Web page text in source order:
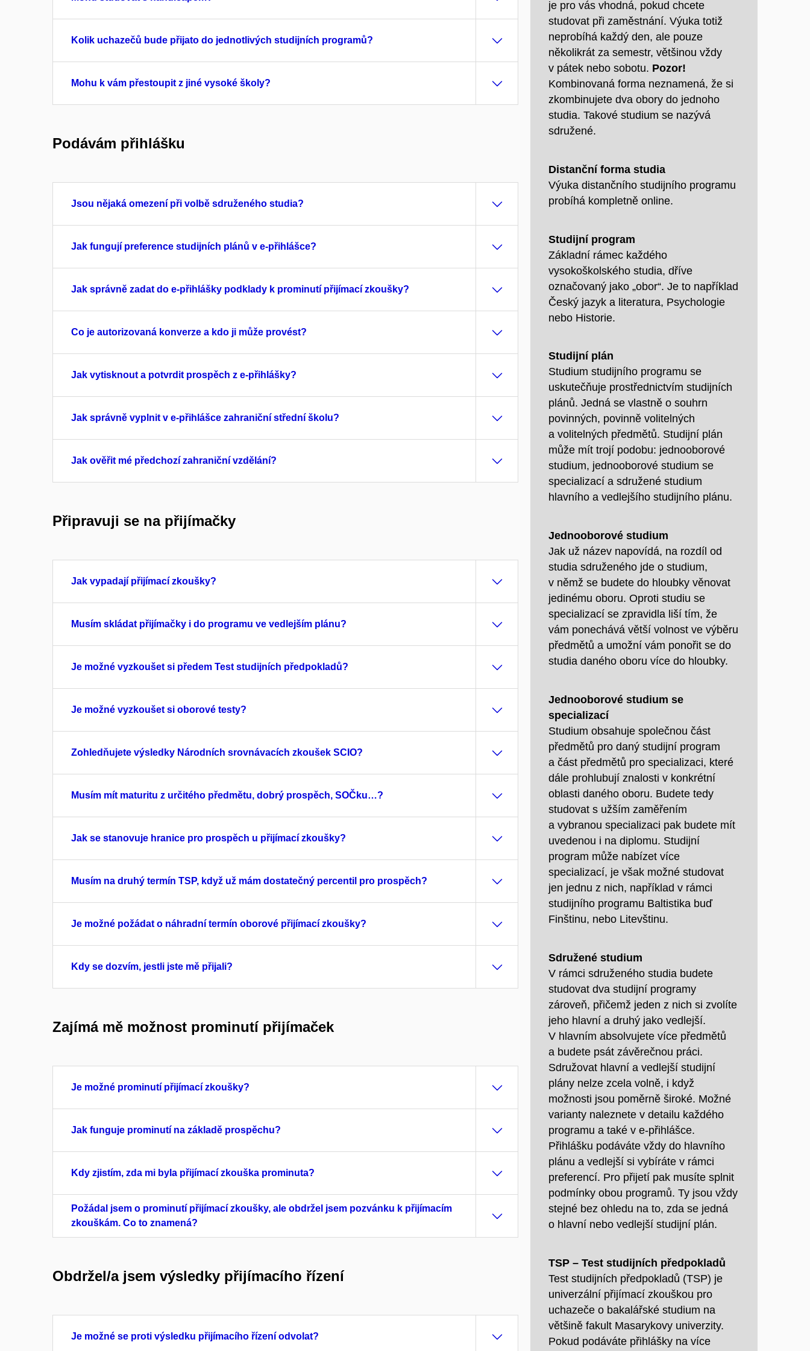
Kolik uchazečů bude přijato do jednotlivých studijních programů?
Mohu k vám přestoupit z jiné vysoké školy?
Podávám přihlášku
Jsou nějaká omezení při volbě sdruženého studia?
Jak fungují preference studijních plánů v e-přihlášce?
Jak správně zadat do e-přihlášky podklady k prominutí přijímací zkoušky?
Co je autorizovaná konverze a kdo ji může provést?
Jak vytisknout a potvrdit prospěch z e-přihlášky?
Jak správně vyplnit v e-přihlášce zahraniční střední školu?
Jak ověřit mé předchozí zahraniční vzdělání?
Připravuji se na přijímačky
Jak vypadají přijímací zkoušky?
Musím skládat přijímačky i do programu ve vedlejším plánu?
Je možné vyzkoušet si předem Test studijních předpokladů?
Je možné vyzkoušet si oborové testy?
Zohledňujete výsledky Národních srovnávacích zkoušek SCIO?
Musím mít maturitu z určitého předmětu, dobrý prospěch, SOČku…?
Jak se stanovuje hranice pro prospěch u přijímací zkoušky?
Musím na druhý termín TSP, když už mám dostatečný percentil pro prospěch?
Je možné požádat o náhradní termín oborové přijímací zkoušky?
Kdy se dozvím, jestli jste mě přijali?
Zajímá mě možnost prominutí přijímaček
Je možné prominutí přijímací zkoušky?
Jak funguje prominutí na základě prospěchu?
Kdy zjistím, zda mi byla přijímací zkouška prominuta?
Požádal jsem o prominutí přijímací zkoušky, ale obdržel jsem pozvánku k přijímacím
zkouškám. Co to znamená?
Obdržel/a jsem výsledky přijímacího řízení
Je možné se proti výsledku přijímacího řízení odvolat?
je pro vás vhodná, pokud chcete
studovat při zaměstnání. Výuka totiž
neprobíhá každý den, ale pouze
několikrát za semestr, většinou vždy
v pátek nebo sobotu. Pozor!
Kombinovaná forma neznamená, že si
zkombinujete dva obory do jednoho
studia. Takové studium se nazývá
sdružené.
Distanční forma studia
Výuka distančního studijního programu
probíhá kompletně online.
Studijní program
Základní rámec každého
vysokoškolského studia, dříve
označovaný jako „obor“. Je to například
Český jazyk a literatura, Psychologie
nebo Historie.
Studijní plán
Studium studijního programu se
uskutečňuje prostřednictvím studijních
plánů. Jedná se vlastně o souhrn
povinných, povinně volitelných
a volitelných předmětů. Studijní plán
může mít trojí podobu: jednooborové
studium, jednooborové studium se
specializací a sdružené studium
hlavního a vedlejšího studijního plánu.
Jednooborové studium
Jak už název napovídá, na rozdíl od
studia sdruženého jde o studium,
v němž se budete do hloubky věnovat
jedinému oboru. Oproti studiu se
specializací se zpravidla liší tím, že
vám ponechává větší volnost ve výběru
předmětů a umožní vám ponořit se do
studia daného oboru více do hloubky.
Jednooborové studium se
specializací
Studium obsahuje společnou část
předmětů pro daný studijní program
a část předmětů pro specializaci, které
dále prohlubují znalosti v konkrétní
oblasti daného oboru. Budete tedy
studovat s užším zaměřením
a vybranou specializaci pak budete mít
uvedenou i na diplomu. Studijní
program může nabízet více
specializací, je však možné studovat
jen jednu z nich, například v rámci
studijního programu Baltistika buď
Finštinu, nebo Litevštinu.
Sdružené studium
V rámci sdruženého studia budete
studovat dva studijní programy
zároveň, přičemž jeden z nich si zvolíte
jeho hlavní a druhý jako vedlejší.
V hlavním absolvujete více předmětů
a budete psát závěrečnou práci.
Sdružovat hlavní a vedlejší studijní
plány nelze zcela volně, i když
možnosti jsou poměrně široké. Možné
varianty naleznete v detailu každého
programu a také v e-přihlášce.
Přihlášku podáváte vždy do hlavního
plánu a vedlejší si vybíráte v rámci
preferencí. Pro přijetí pak musíte splnit
podmínky obou programů. Ty jsou vždy
stejné bez ohledu na to, zda se jedná
o hlavní nebo vedlejší studijní plán.
TSP – Test studijních předpokladů
Test studijních předpokladů (TSP) je
univerzální přijímací zkouškou pro
uchazeče o bakalářské studium na
většině fakult Masarykovy univerzity.
Pokud podáváte přihlášky na více